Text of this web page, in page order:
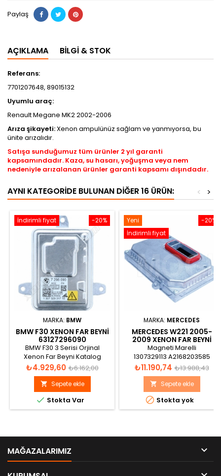
Paylaş
AÇIKLAMA BILGI & STOK
Referans:
7701207648, 89015132
Uyumlu araç:
Renault Megane MK2 2002-2006
Arıza şikayeti:Xenon ampulünüz sağlam ve yanmıyorsa, bu
ünite arızalıdır.
Satışa sunduğumuz tüm ürünler 2 yıl garanti
kapsamındadır. Kaza, su hasarı, yoğuşma veya nem
nedeniyle arızalanan ürünler garanti kapsamı dışındadır.
AYNI KATEGORIDE BULUNAN DIĞER 16 ÜRÜN: >
<
-20%
İndirimli fiyat
MARKA: BMW
BMW F30 XENON FAR BEYNI
63127296090
BMW F30 3 Serisi Orjinal
Xenon Far Beyni Katalog
görünümü
Fiyat
₺4.929,60 Normal
fiyat
₺6.162,00
 Sepete ekle
 Stokta Var
-20%
Yeni
İndirimli fiyat
MARKA: MERCEDES
MERCEDES W221 2005-
2009 XENON FAR BEYNI
A2168203585
Magneti Marelli
1307329113 A2168203585
A2164420003 A2168203685
Made in France
Fiyat
₺11.190,74 Normal
fiyat
₺13.988,43
 Sepete ekle
 Stokta yok
MAĞAZALARIMIZ 